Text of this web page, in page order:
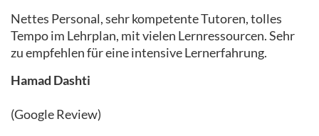
Nettes Personal, sehr kompetente Tutoren, tolles
Tempo im Lehrplan, mit vielen Lernressourcen. Sehr
zu empfehlen für eine intensive Lernerfahrung.
Hamad Dashti
(Google Review)